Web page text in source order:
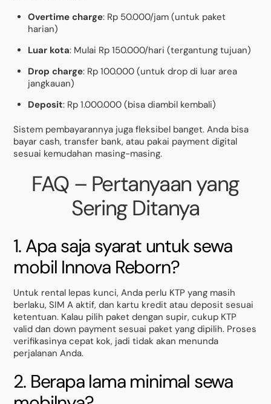
Overtime charge: Rp 50.000/jam (untuk paket
harian)
Luar kota: Mulai Rp 150.000/hari (tergantung tujuan)
Drop charge: Rp 100.000 (untuk drop di luar area
jangkauan)
Deposit: Rp 1.000.000 (bisa diambil kembali)
Sistem pembayarannya juga fleksibel banget. Anda bisa
bayar cash, transfer bank, atau pakai payment digital
sesuai kemudahan masing-masing.
FAQ – Pertanyaan yang
Sering Ditanya
1. Apa saja syarat untuk sewa
mobil Innova Reborn?
Untuk rental lepas kunci, Anda perlu KTP yang masih
berlaku, SIM A aktif, dan kartu kredit atau deposit sesuai
ketentuan. Kalau pilih paket dengan supir, cukup KTP
valid dan down payment sesuai paket yang dipilih. Proses
verifikasinya cepat kok, jadi tidak akan menunda
perjalanan Anda.
2. Berapa lama minimal sewa